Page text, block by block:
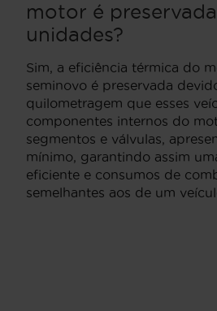
motor é
unidades?
Sim, a eficiência térmica do
seminovo é preservada
quilometragem que esses
componentes internos do
segmentos e válvulas,
mínimo, garantindo assim
eficiente e consumos de
semelhantes aos de um